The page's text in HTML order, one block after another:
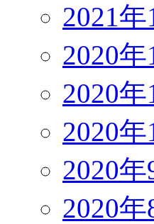
2021
2020
2020
2020
2020
2020